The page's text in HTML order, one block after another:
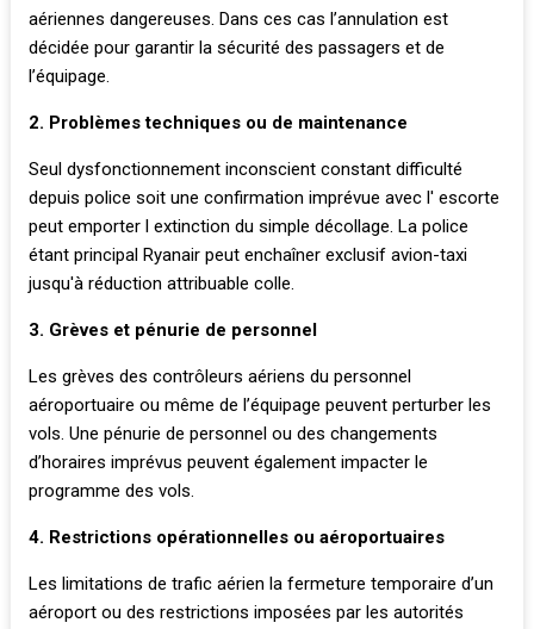
aériennes dangereuses. Dans ces cas l’annulation est
décidée pour garantir la sécurité des passagers et de
l’équipage.
2. Problèmes techniques ou de maintenance
Seul dysfonctionnement inconscient constant difficulté
depuis police soit une confirmation imprévue avec l' escorte
peut emporter l extinction du simple décollage. La police
étant principal Ryanair peut enchaîner exclusif avion-taxi
jusqu'à réduction attribuable colle.
3. Grèves et pénurie de personnel
Les grèves des contrôleurs aériens du personnel
aéroportuaire ou même de l’équipage peuvent perturber les
vols. Une pénurie de personnel ou des changements
d’horaires imprévus peuvent également impacter le
programme des vols.
4. Restrictions opérationnelles ou aéroportuaires
Les limitations de trafic aérien la fermeture temporaire d’un
aéroport ou des restrictions imposées par les autorités